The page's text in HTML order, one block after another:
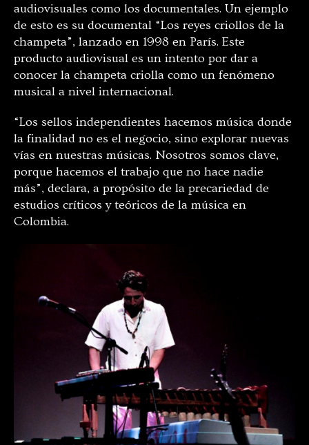
audiovisuales como los documentales. Un ejemplo
de esto es su documental “Los reyes criollos de la
champeta”, lanzado en 1998 en París. Este
producto audiovisual es un intento por dar a
conocer la champeta criolla como un fenómeno
musical a nivel internacional.
“Los sellos independientes hacemos música donde
la finalidad no es el negocio, sino explorar nuevas
vías en nuestras músicas. Nosotros somos clave,
porque hacemos el trabajo que no hace nadie
más”, declara, a propósito de la precariedad de
estudios críticos y teóricos de la música en
Colombia.